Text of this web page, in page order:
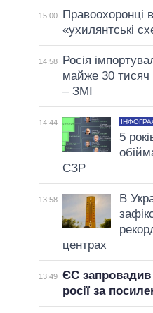
15:00
Правоохоронці
«ухилянтські
14:58
Росія
майже 30 тисяч
– ЗМІ
14:44
5
СЗР
13:58
В
центрах
13:49 ЄС запровадив
росії за